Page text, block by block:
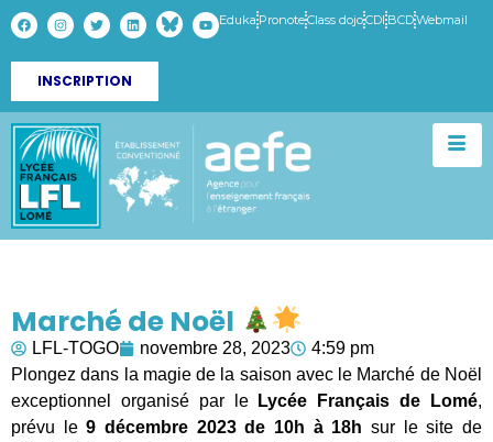
Eduka PronoteClass dojoCDI BCDWebmail
INSCRIPTION
Marché de Noël
LFL-TOGO novembre 28, 2023
4:59 pm
Plongez dans la magie de la saison avec le Marché de Noël
exceptionnel organisé par le
Lycée Français de Lomé,
prévu le9 décembre 2023 de 10h à 18h sur le site de